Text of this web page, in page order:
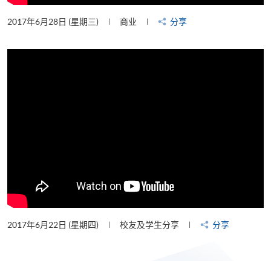
2017年6月28日 (星期三) 商业 分享
2017年6月22日 (星期四) 校友及学生分享 分享